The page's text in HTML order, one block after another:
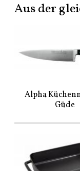
Aus der
Alpha
Güde